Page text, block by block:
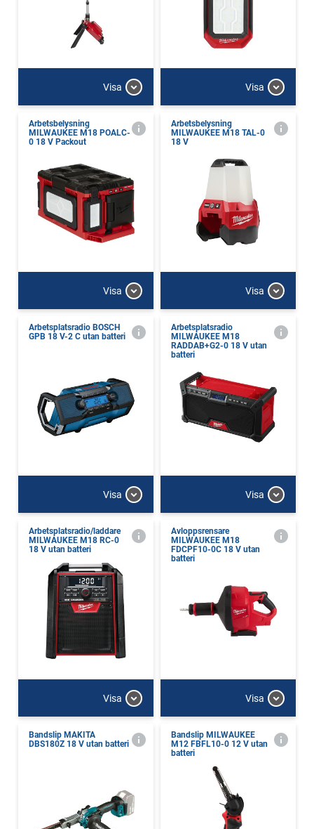
Visa Visa
Arbetsbelysning
MILWAUKEE M18 POALC-
0 18 V Packout
Visa
Arbetsbelysning
MILWAUKEE M18 TAL-0
18 V
Visa
Arbetsplatsradio BOSCH
GPB 18 V-2 C utan batteri
Visa
Arbetsplatsradio
MILWAUKEE M18
RADDAB+G2-0 18 V utan
batteri
Visa
Arbetsplatsradio/laddare
MILWAUKEE M18 RC-0
18 V utan batteri
Visa
Avloppsrensare
MILWAUKEE M18
FDCPF10-0C 18 V utan
batteri
Visa
Bandslip MAKITA
DBS180Z 18 V utan batteri
Bandslip MILWAUKEE
M12 FBFL10-0 12 V utan
batteri